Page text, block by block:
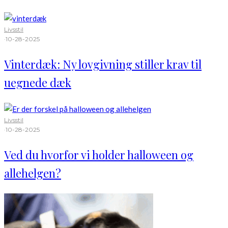
Livsstil
·10-28-2025
Vinterdæk: Ny lovgivning stiller krav til
uegnede dæk
Livsstil
·10-28-2025
Ved du hvorfor vi holder halloween og
allehelgen?